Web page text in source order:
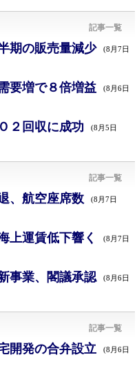
記事一覧
期の販売量減少 (8月7日
要増で８倍増益 (8月6日
２回収に成功 (8月5日
記事一覧
、航空座席数 (8月7日
上運賃低下響く (8月7日
事業、閣議承認 (8月6日
記事一覧
開発の合弁設立 (8月6日